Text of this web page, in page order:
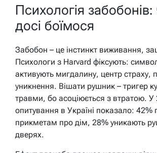
Психологія
досі боїмося
Забобон – це інстинкт виживання,
Психологи з Harvard фіксують:
активують мигдалину, центр страху,
уникнення. Вішати рушник – тригер
травми, бо асоціюється з втратою. У
опитування в Україні показало: 42%
прикметам про дім, 28% уникають
дверях.